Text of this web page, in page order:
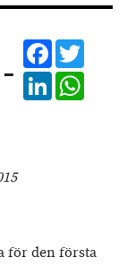
Facebook
LinkedIn
för den första